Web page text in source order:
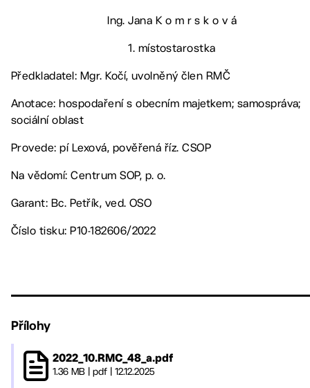
Ing. Jana K o m r s k o v á
1. místostarostka
Předkladatel: Mgr. Kočí, uvolněný člen RMČ
Anotace: hospodaření s obecním majetkem; samospráva;
sociální oblast
Provede: pí Lexová, pověřená říz. CSOP
Na vědomí: Centrum SOP, p. o.
Garant: Bc. Petřík, ved. OSO
Číslo tisku: P10-182606/2022
Přílohy
2022_10.RMC_48_a.pdf
1.36 MB pdf 12.12.2025